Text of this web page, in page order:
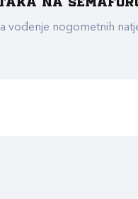
na
vođenje nogometnih